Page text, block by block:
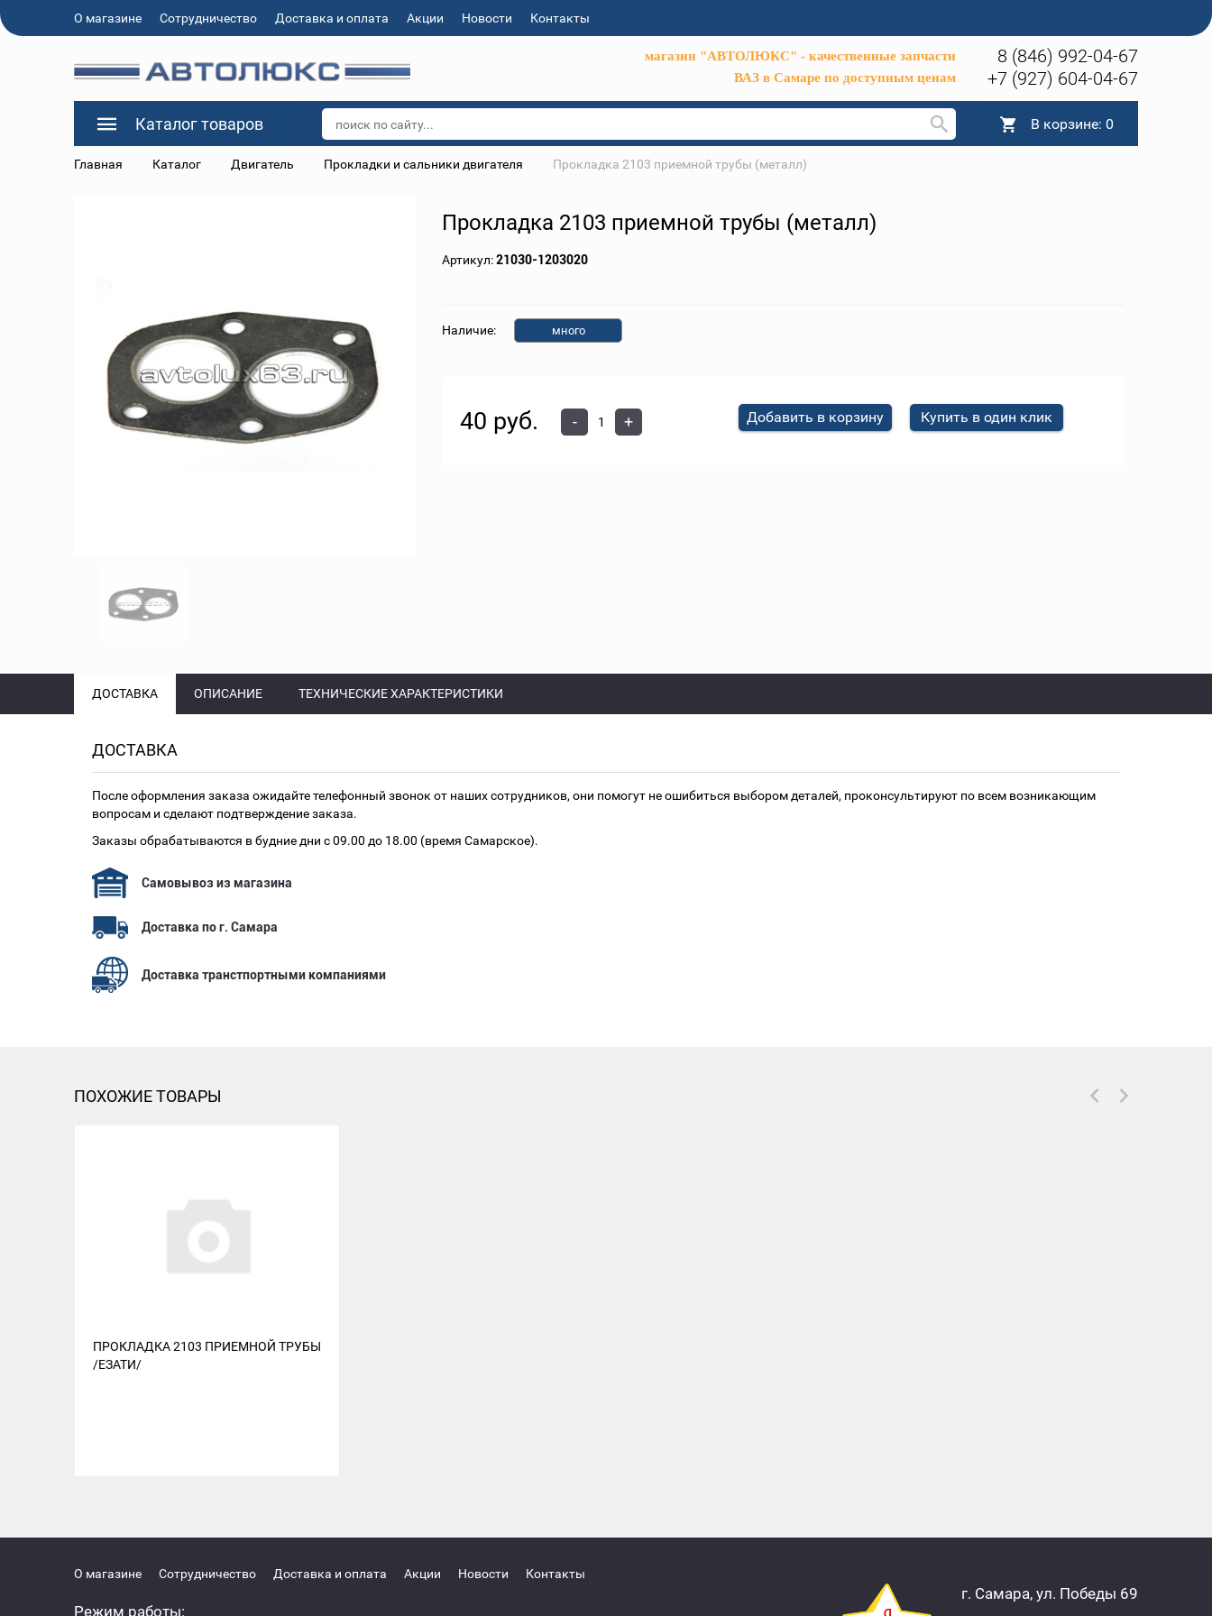
О магазине Сотрудничество Доставка и оплата Акции Новости Контакты
магазин "АВТОЛЮКС" - качественные запчасти
ВАЗ в Самаре по доступным ценам
8 (846) 992-04-67
+7 (927) 604-04-67
Каталог товаров В корзине: 0
Главная Каталог Двигатель Прокладки и сальники двигателя Прокладка 2103 приемной трубы (металл)
Прокладка 2103 приемной трубы (металл)
Артикул:21030-1203020
Наличие: много
40 руб. - + Добавить в корзину Купить в один клик
ДОСТАВКА ОПИСАНИЕ ТЕХНИЧЕСКИЕ ХАРАКТЕРИСТИКИ
ДОСТАВКА
После оформления заказа ожидайте телефонный звонок от наших сотрудников, они помогут не ошибиться выбором деталей, проконсультируют по всем возникающим
вопросам и сделают подтверждение заказа.
Заказы обрабатываются в будние дни с 09.00 до 18.00 (время Самарское).
Самовывоз из магазина
Доставка по г. Самара
Доставка транстпортными компаниями
ПОХОЖИЕ ТОВАРЫ
ПРОКЛАДКА 2103 ПРИЕМНОЙ ТРУБЫ
/ЕЗАТИ/
О магазине Сотрудничество Доставка и оплата Акции Новости Контакты
Режим работы:
г. Самара, ул. Победы 69